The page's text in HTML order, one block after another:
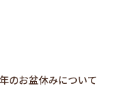
のお盆休みについて